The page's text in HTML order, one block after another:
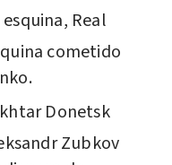
Real
cometido
Donetsk
Zubkov